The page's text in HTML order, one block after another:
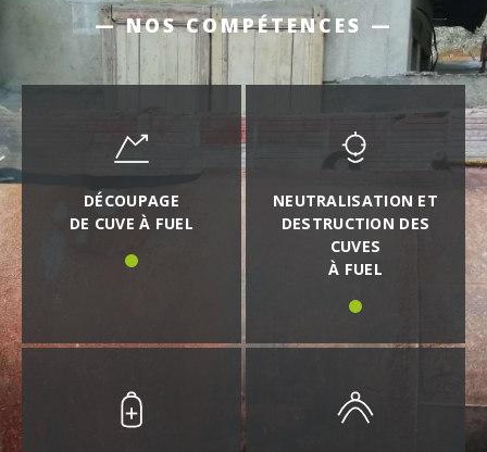
— NOS COMPÉTENCES —
DÉCOUPAGE
DE CUVE À FUEL
NEUTRALISATION ET
DESTRUCTION DES
CUVES
À FUEL